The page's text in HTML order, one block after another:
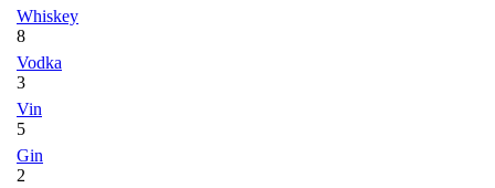
Whiskey
8
Vodka
3
Vin
5
Gin
2